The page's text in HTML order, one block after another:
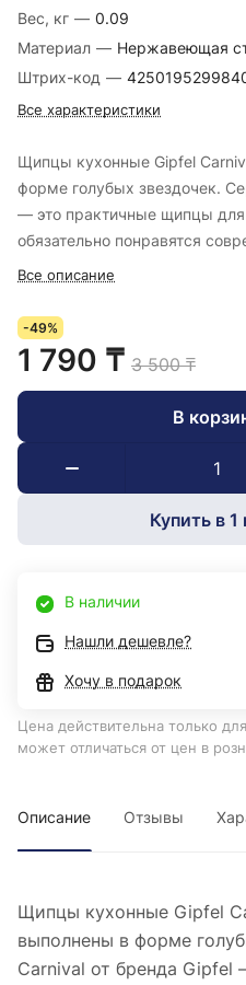
Вес, кг — 0.09
Материал — Нержавеющая
Штрих-код —
Все характеристики
Щипцы кухонные Gipfel
форме голубых звездочек.
— это практичные щипцы
обязательно понравятся
Нержавеющая сталь 18/0 и
Все описание
-49%
1 790 ₸ 3 500 ₸
В
Купить в 1
В наличии
Нашли дешевле?
Хочу в подарок
Цена действительна только
может отличаться от цен в
Описание Отзывы
Щипцы кухонные Gipfel
выполнены в форме
Carnival от бренда